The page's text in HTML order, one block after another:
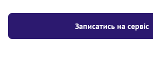
Записатись на сервіс